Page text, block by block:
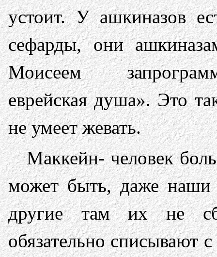
устоит. У ашкиназов
сефарды, они
Моисеем
еврейская душа». Это
не умеет жевать.
Маккейн- человек
может быть, даже наши
другие там их не
обязательно списывают